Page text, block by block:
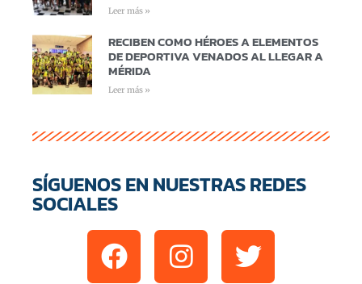
Leer más »
RECIBEN COMO HÉROES A ELEMENTOS
DE DEPORTIVA VENADOS AL LLEGAR A
MÉRIDA
Leer más »
SÍGUENOS EN NUESTRAS REDES
SOCIALES